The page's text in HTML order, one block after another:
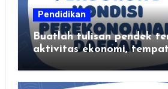
Pendidikan
Buatlah tulisan pendek
aktivitas ekonomi,
ekonomi, dan hasil produksi daerah
kalian